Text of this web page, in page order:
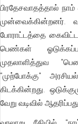
பிரதேசவாதத்தால்
முன்வைக்கின்றனர்.
போராட்டத்தை
பெண்கள்
முதலாளித்துவ
"முற்போக்கு"
கிடக்கின்றது.
வேறு வடிவில்